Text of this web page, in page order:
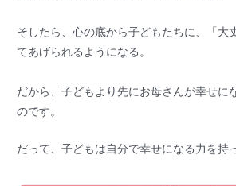
そしたら、心の底から子どもたちに、「大
てあげられるようになる。
だから、子どもより先にお母さんが幸せに
のです。
だって、子どもは自分で幸せになる力を持